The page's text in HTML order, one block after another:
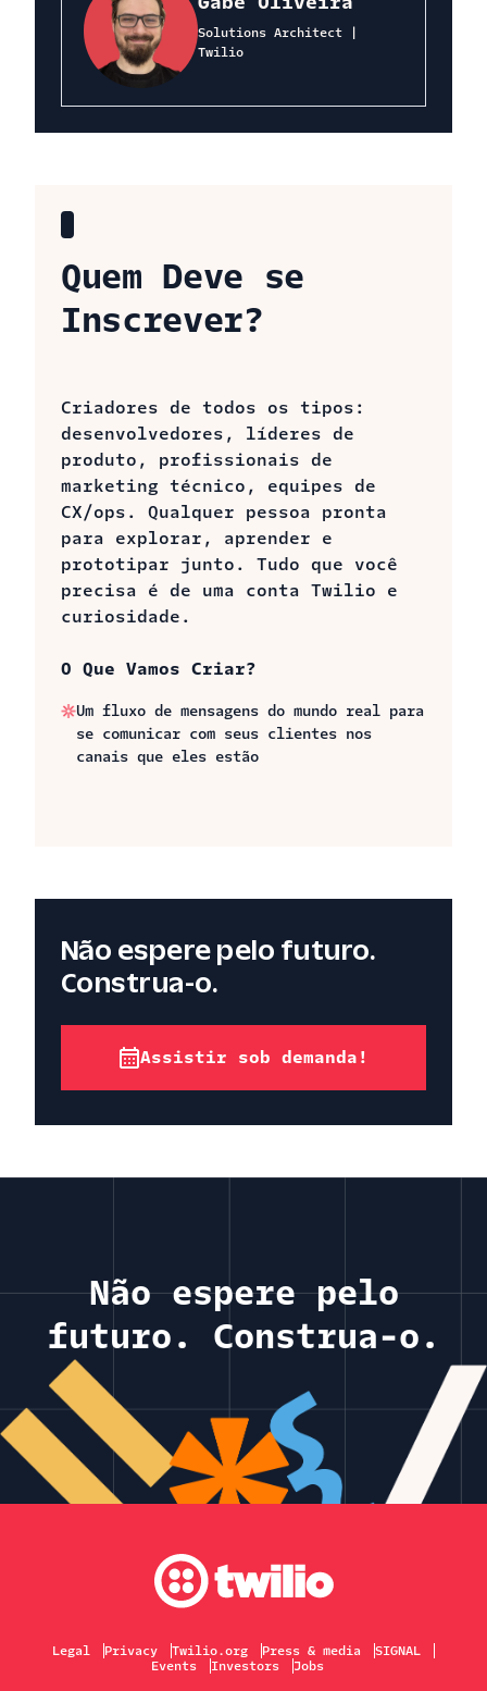
Solutions Architect |
Twilio
Quem Deve se
Inscrever?
Criadores de todos os tipos:
desenvolvedores, líderes de
produto, profissionais de
marketing técnico, equipes de
CX/ops. Qualquer pessoa pronta
para explorar, aprender e
prototipar junto. Tudo que você
precisa é de uma conta Twilio e
O Que Vamos Criar?
Um fluxo de mensagens do mundo real para
se comunicar com seus clientes nos
canais que eles estão
Não espere pelo futuro.
Construa-o.
Assistir sob demanda!
Não espere pelo
futuro. Construa-o.
Legal Privacy Twilio.org Press & media
SIGNAL
Events
Investors Jobs